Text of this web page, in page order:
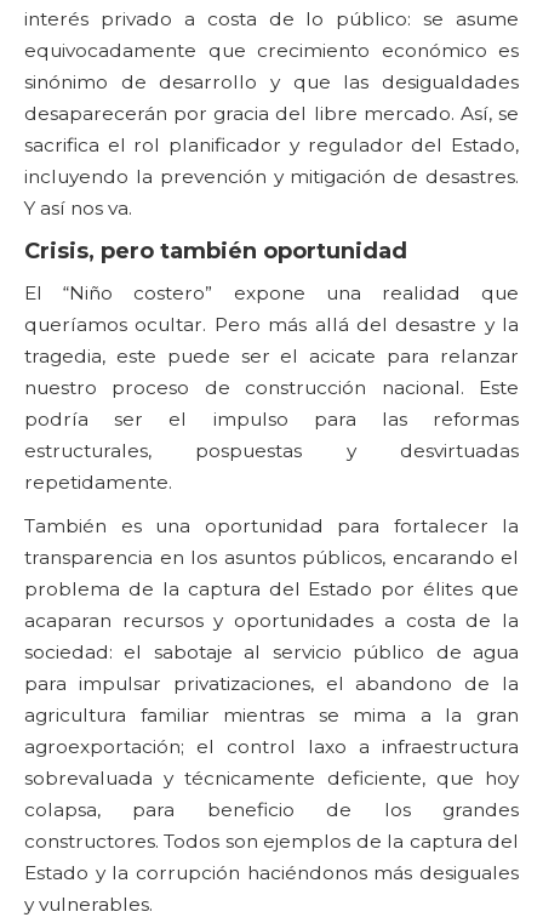
interés privado a costa de lo público: se asume
equivocadamente que crecimiento económico es
sinónimo de desarrollo y que las desigualdades
desaparecerán por gracia del libre mercado. Así, se
sacrifica el rol planificador y regulador del Estado,
incluyendo la prevención y mitigación de desastres.
Y así nos va.
Crisis, pero también oportunidad
El “Niño costero” expone una realidad que
queríamos ocultar. Pero más allá del desastre y la
tragedia, este puede ser el acicate para relanzar
nuestro proceso de construcción nacional. Este
podría ser el impulso para las reformas
estructurales, pospuestas y desvirtuadas
repetidamente.
También es una oportunidad para fortalecer la
transparencia en los asuntos públicos, encarando el
problema de la captura del Estado por élites que
acaparan recursos y oportunidades a costa de la
sociedad: el sabotaje al servicio público de agua
para impulsar privatizaciones, el abandono de la
agricultura familiar mientras se mima a la gran
agroexportación; el control laxo a infraestructura
sobrevaluada y técnicamente deficiente, que hoy
colapsa, para beneficio de los grandes
constructores. Todos son ejemplos de la captura del
Estado y la corrupción haciéndonos más desiguales
y vulnerables.